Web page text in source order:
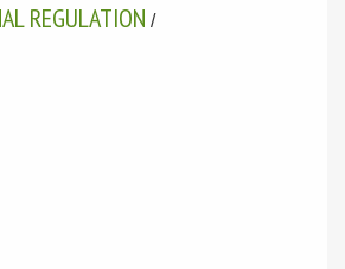
REGULATION /